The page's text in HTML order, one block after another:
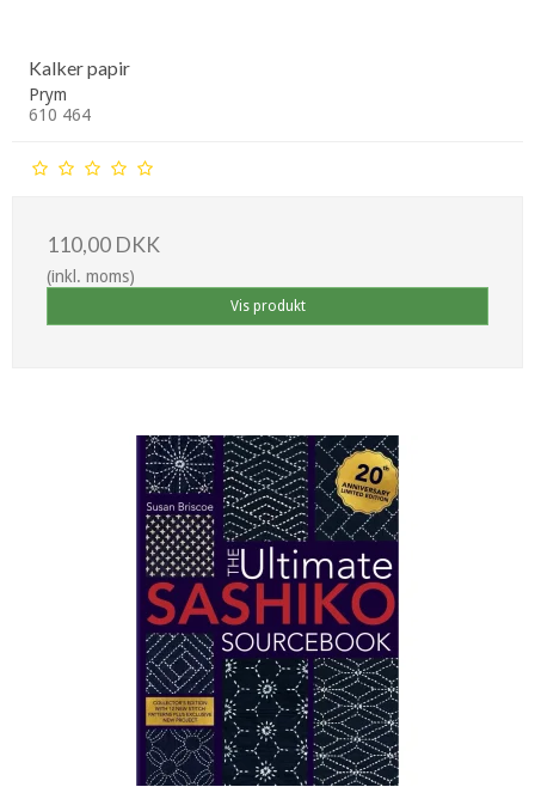
Kalker papir
Prym
610 464
110,00 DKK
(inkl. moms)
Vis produkt